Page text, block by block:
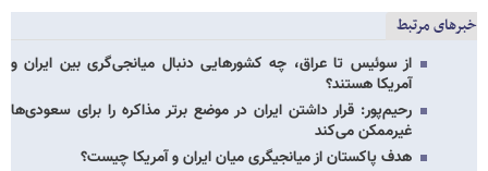
خبرهای مرتبط
از سوئیس تا عراق، چه کشورهایی دنبال میانجی‌گری بین ایران و
آمریکا هستند؟
رحیم‌پور: قرار داشتن ایران در موضع برتر مذاکره را برای سعودی‌ها
غیرممکن می‌کند
هدف پاکستان از میانجیگری میان ایران و آمریکا چیست؟